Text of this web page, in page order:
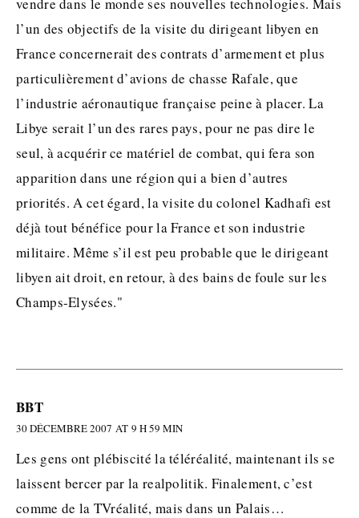
l’un des objectifs de la visite du dirigeant libyen en
France concernerait des contrats d’armement et plus
particulièrement d’avions de chasse Rafale, que
l’industrie aéronautique française peine à placer. La
Libye serait l’un des rares pays, pour ne pas dire le
seul, à acquérir ce matériel de combat, qui fera son
apparition dans une région qui a bien d’autres
priorités. A cet égard, la visite du colonel Kadhafi est
déjà tout bénéfice pour la France et son industrie
militaire. Même s’il est peu probable que le dirigeant
libyen ait droit, en retour, à des bains de foule sur les
Champs-Elysées."
BBT
30 DÉCEMBRE 2007 AT 9 H 59 MIN
Les gens ont plébiscité la téléréalité, maintenant ils se
laissent bercer par la realpolitik. Finalement, c’est
comme de la TVréalité, mais dans un Palais…